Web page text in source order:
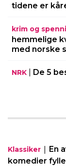
tidene er
krim og
hemmelige
med norske
NRK De 5
Klassiker | En
komedier